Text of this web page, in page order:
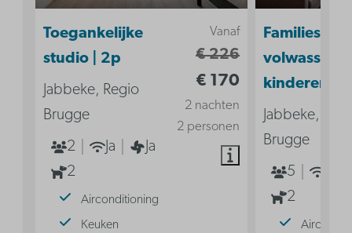
Vanaf
€ 226
€ 170
2 nachten
2 personen
Toegankelijke
studio | 2p
Jabbeke, Regio
Brugge
2
Ja
Ja
2
Airconditioning
Keuken
Familiesuite
kinderen
Jabbeke,
Brugge
5
2